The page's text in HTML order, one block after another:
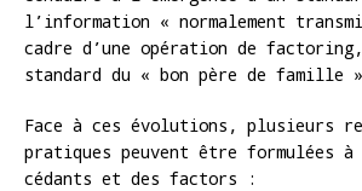
l’information « normalement
cadre d’une opération de factoring,
standard du « bon père de
Face à ces évolutions, plusieurs
pratiques peuvent être formulées
cédants et des factors :